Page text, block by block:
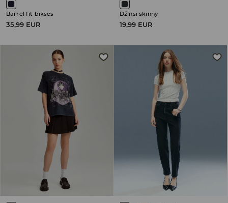
Barrel fit bikses
35,99 EUR
Džinsi skinny
19,99 EUR